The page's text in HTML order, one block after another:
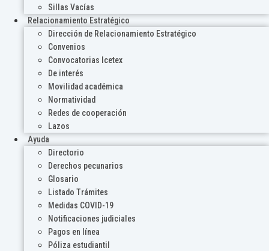
Sillas Vacías
Relacionamiento Estratégico
Dirección de Relacionamiento Estratégico
Convenios
Convocatorias Icetex
De interés
Movilidad académica
Normatividad
Redes de cooperación
Lazos
Ayuda
Directorio
Derechos pecunarios
Glosario
Listado Trámites
Medidas COVID-19
Notificaciones judiciales
Pagos en línea
Póliza estudiantil